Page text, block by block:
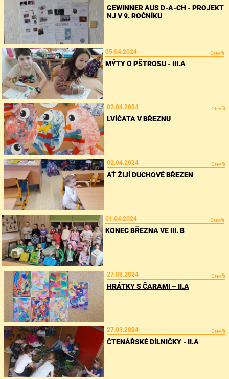
GEWINNER AUS D-A-CH - PROJEKT
NJ V 9. ROČNÍKU
05.04.2024 Otevřít
MÝTY O PŠTROSU - III.A
02.04.2024 Otevřít
LVÍČATA V BŘEZNU
02.04.2024 Otevřít
AŤ ŽIJÍ DUCHOVÉ BŘEZEN
01.04.2024 Otevřít
KONEC BŘEZNA VE III. B
27.03.2024 Otevřít
HRÁTKY S ČARAMI – II.A
27.03.2024 Otevřít
ČTENÁŘSKÉ DÍLNIČKY - II.A